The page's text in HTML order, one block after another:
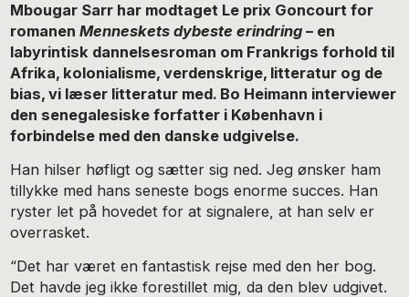
Mbougar Sarr har modtaget Le prix Goncourt for
romanenMenneskets dybeste erindring – en
labyrintisk dannelsesroman om Frankrigs forhold til
Afrika, kolonialisme, verdenskrige, litteratur og de
bias, vi læser litteratur med. Bo Heimann interviewer
den senegalesiske forfatter i København i
forbindelse med den danske udgivelse.
Han hilser høfligt og sætter sig ned. Jeg ønsker ham
tillykke med hans seneste bogs enorme succes. Han
ryster let på hovedet for at signalere, at han selv er
overrasket.
“Det har været en fantastisk rejse med den her bog.
Det havde jeg ikke forestillet mig, da den blev udgivet.